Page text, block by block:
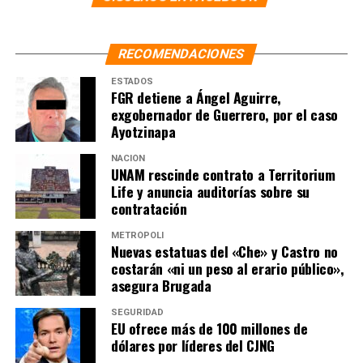
ocurrido durante el periodo conocido como “Guerra
Sucia”, en el siglo XX.
NOTAS RELACIONADAS: CIDH
DESAPARICIONES
LA HOGUERA
MÉXICO NOTICIAS
CIDH reconoce avances de México contra las
desapariciones, pero advierte retos en la efectividad de
la normativa
NO TE PIERDAS
Fallida, la visita de Isabel Díaz Ayuso: Sheinbaum
RECOMENDACIONES
ESTADOS
FGR detiene a Ángel Aguirre,
exgobernador de Guerrero, por el caso
Ayotzinapa
NACIÓN
UNAM rescinde contrato a Territorium
Life y anuncia auditorías sobre su
contratación
METRÓPOLI
Nuevas estatuas del «Che» y Castro no
costarán «ni un peso al erario público»,
asegura Brugada
SEGURIDAD
EU ofrece más de 100 millones de
dólares por líderes del CJNG